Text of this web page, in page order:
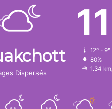
Dispersés
11
12º - 9º
80%
1.34